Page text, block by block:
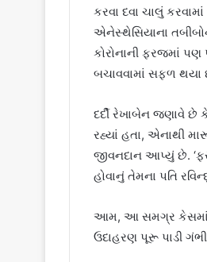
કરવા દવા ચાલું
એનેસ્થેસિયાના
કોરોનાની ફરજમાં પણ
બચાવવામાં સફળ થયા
દર્દી રેખાબેન જણાવે
રહ્યાં હતા, એનાથી
જીવનદાન આપ્યું છે.
હોવાનું તેમના પતિ
આમ, આ સમગ્ર કેસમાં
ઉદાહરણ પૂરૂ પાડી